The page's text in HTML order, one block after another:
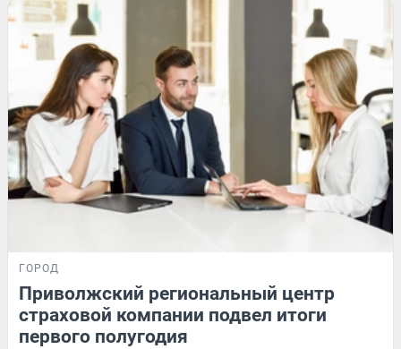
ГОРОД
Приволжский региональный центр
страховой компании подвел итоги
первого полугодия